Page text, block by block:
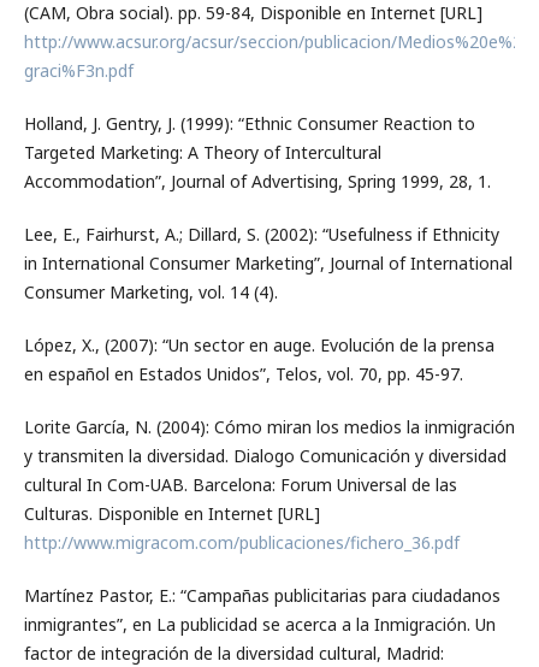
(CAM, Obra social). pp. 59-84, Disponible en Internet [URL]
http://www.acsur.org/acsur/seccion/publicacion/
graci%F3n.pdf
Holland, J. Gentry, J. (1999): “Ethnic Consumer Reaction to
Targeted Marketing: A Theory of Intercultural
Accommodation”, Journal of Advertising, Spring 1999, 28, 1.
Lee, E., Fairhurst, A.; Dillard, S. (2002): “Usefulness if Ethnicity
in International Consumer Marketing”, Journal of International
Consumer Marketing, vol. 14 (4).
López, X., (2007): “Un sector en auge. Evolución de la prensa
en español en Estados Unidos”, Telos, vol. 70, pp. 45-97.
Lorite García, N. (2004): Cómo miran los medios la inmigración
y transmiten la diversidad. Dialogo Comunicación y diversidad
cultural In Com-UAB. Barcelona: Forum Universal de las
Culturas. Disponible en Internet [URL]
http://www.migracom.com/publicaciones/fichero_36.pdf
Martínez Pastor, E.: “Campañas publicitarias para ciudadanos
inmigrantes”, en La publicidad se acerca a la Inmigración. Un
factor de integración de la diversidad cultural, Madrid: